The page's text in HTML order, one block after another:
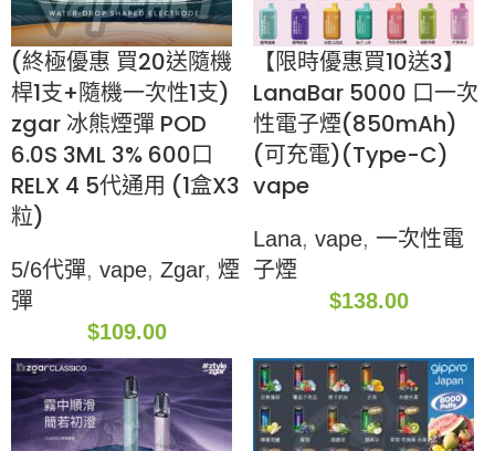
(終極優惠 買20送隨機
桿1支+隨機一次性1支)
zgar 冰熊煙彈 POD
6.0S 3ML 3% 600口
RELX 4 5代通用 (1盒X3
粒)
5/6代彈, vape, Zgar, 煙
彈
$109.00
【限時優惠買10送3】
LanaBar 5000 口一次
性電子煙(850mAh)
(可充電)(Type-C)
vape
Lana, vape, 一次性電
子煙
$138.00